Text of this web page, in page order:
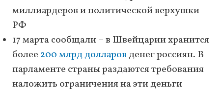
миллиардеров и политической верхушки
РФ
17 марта сообщали – в Швейцарии хранится
более200 млрд долларовденег россиян. В
парламенте страны раздаются требования
наложить ограничения на эти деньги